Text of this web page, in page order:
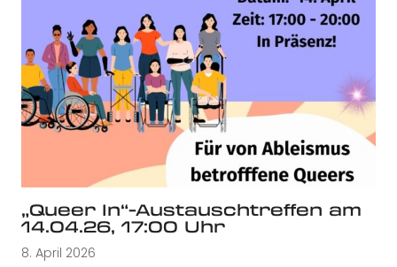
„Queer In“-Austauschtreffen am
14.04.26, 17:00 Uhr
8. April 2026